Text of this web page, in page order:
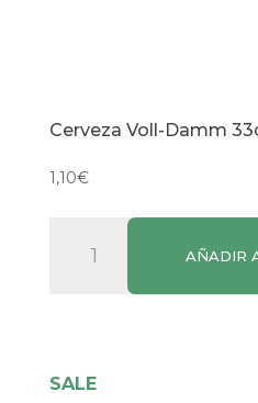
Cerveza Voll-Damm
1,10€
AÑADIR
SALE